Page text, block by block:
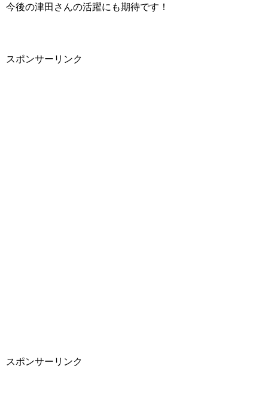
今後の津田さんの活躍にも期待です！
スポンサーリンク
スポンサーリンク